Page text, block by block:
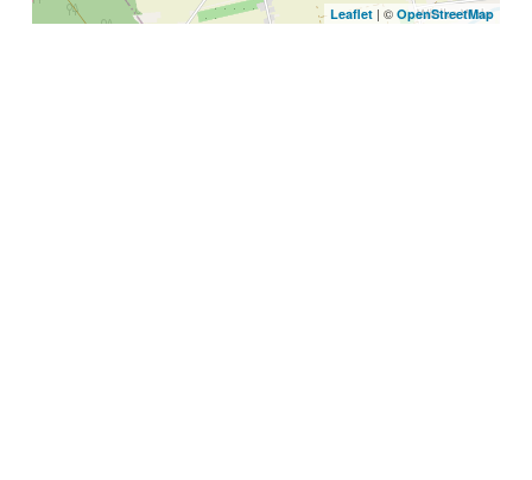
Leaflet| © OpenStreetMap